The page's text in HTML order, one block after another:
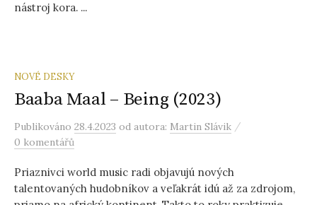
nástroj kora. ...
NOVÉ DESKY
Baaba Maal – Being (2023)
Publikováno 28.4.2023 od autora: Martin Slávik /
0 komentářů
Priaznivci world music radi objavujú nových
talentovaných hudobníkov a veľakrát idú až za zdrojom,